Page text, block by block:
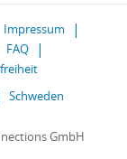
Impressum
FAQ
Schweden
GmbH